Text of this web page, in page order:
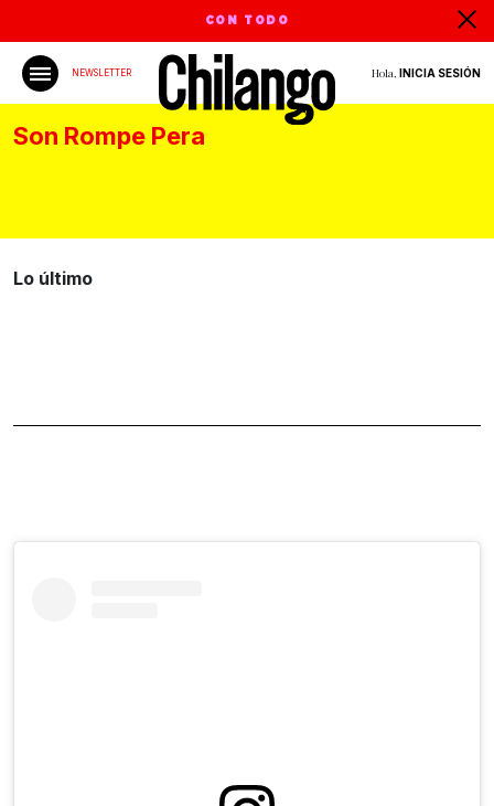
CON TODO
NEWSLETTER Hola, INICIA SESIÓN
Son Rompe Pera
Lo último